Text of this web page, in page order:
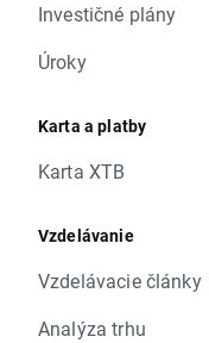
Investičné plány
Úroky
Karta a platby
Karta XTB
Vzdelávanie
Vzdelávacie články
Analýza trhu